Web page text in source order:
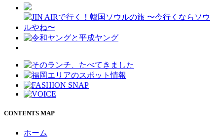
CONTENTS MAP
ホーム